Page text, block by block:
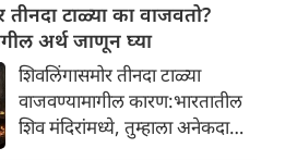
तीनदा टाळ्या का वाजवतो?
अर्थ जाणून घ्या
शिवलिंगासमोर तीनदा टाळ्या
वाजवण्यामागील कारण:भारतातील
शिव मंदिरांमध्ये, तुम्हाला अनेकदा